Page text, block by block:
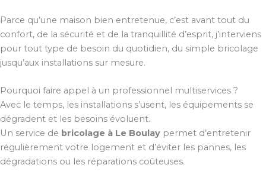
Parce qu’une maison bien entretenue, c’est avant tout du
confort, de la sécurité et de la tranquillité d’esprit, j’interviens
pour tout type de besoin du quotidien, du simple bricolage
jusqu’aux installations sur mesure.
Pourquoi faire appel à un professionnel multiservices ?
Avec le temps, les installations s’usent, les équipements se
dégradent et les besoins évoluent.
Un service de bricolage à Le Boulay permet d’entretenir
régulièrement votre logement et d’éviter les pannes, les
dégradations ou les réparations coûteuses.